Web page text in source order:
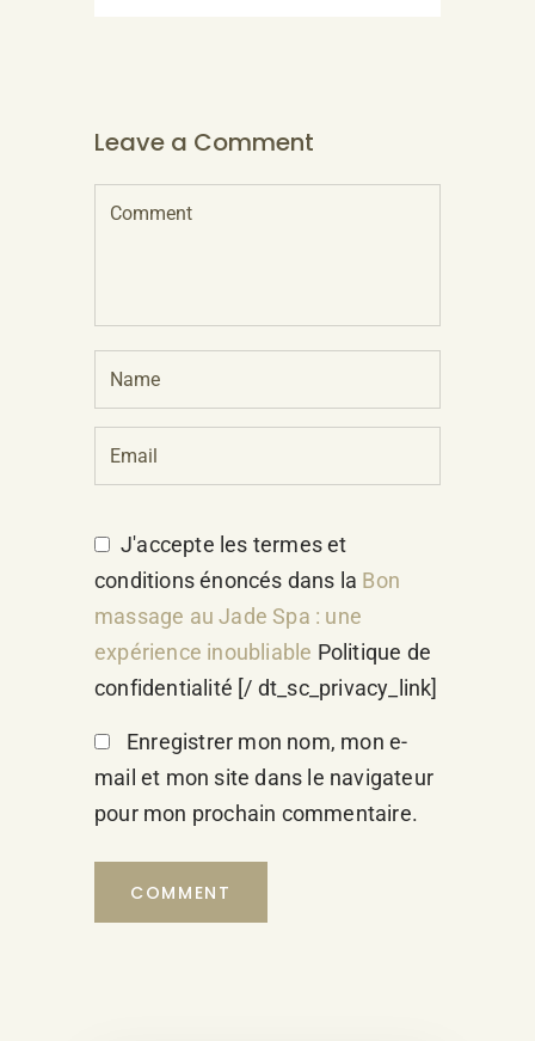
Leave a Comment
J'accepte les termes et
conditions énoncés dans la Bon
massage au Jade Spa : une
expérience inoubliable Politique de
confidentialité [/ dt_sc_privacy_link]
Enregistrer mon nom, mon e-
mail et mon site dans le navigateur
pour mon prochain commentaire.